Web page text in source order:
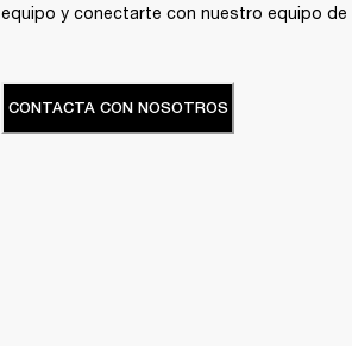
equipo y conectarte con nuestro equipo de
CONTACTA CON NOSOTROS